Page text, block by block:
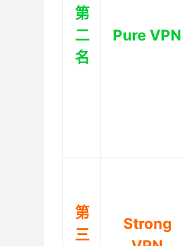
第
二
名
Pure VPN
第
三
Strong